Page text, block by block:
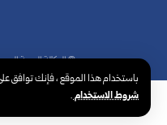
باستخدام هذا الموقع ، فإنك توافق
شروط الاستخدام.
© الوكالة العربية